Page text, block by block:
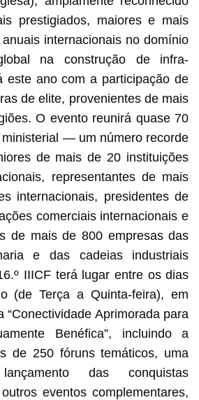
prestigiados, maiores e mais
internacionais no domínio
na construção de infra-
este ano com a participação de
de elite, provenientes de mais
O evento reunirá quase 70
— um número recorde
de mais de 20 instituições
representantes de mais
internacionais, presidentes de
comerciais internacionais e
de mais de 800 empresas das
e das cadeias industriais
IIICF terá lugar entre os dias
(de Terça a Quinta-feira), em
“Conectividade Aprimorada para
Benéfica”, incluindo a
de 250 fóruns temáticos, uma
das conquistas
eventos complementares,